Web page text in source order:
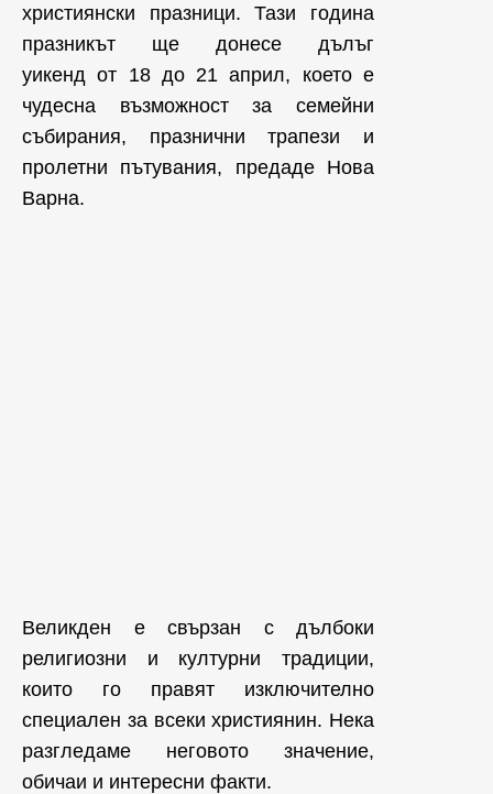
християнски празници. Тази година
празникът ще донесе дълъг
уикенд от 18 до 21 април, което е
чудесна възможност за семейни
събирания, празнични трапези и
пролетни пътувания, предаде Нова
Варна.
Великден е свързан с дълбоки
религиозни и културни традиции,
които го правят изключително
специален за всеки християнин. Нека
разгледаме неговото значение,
обичаи и интересни факти.